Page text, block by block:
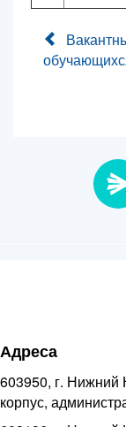
Адреса
603950, г. Нижний
корпус,